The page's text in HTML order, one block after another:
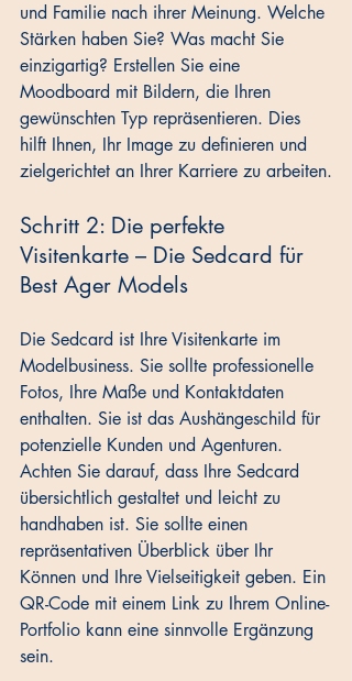
und Familie nach ihrer Meinung. Welche
Stärken haben Sie? Was macht Sie
einzigartig? Erstellen Sie eine
Moodboard mit Bildern, die Ihren
gewünschten Typ repräsentieren. Dies
hilft Ihnen, Ihr Image zu definieren und
zielgerichtet an Ihrer Karriere zu arbeiten.
Schritt 2: Die perfekte
Visitenkarte – Die Sedcard für
Best Ager Models
Die Sedcard ist Ihre Visitenkarte im
Modelbusiness. Sie sollte professionelle
Fotos, Ihre Maße und Kontaktdaten
enthalten. Sie ist das Aushängeschild für
potenzielle Kunden und Agenturen.
Achten Sie darauf, dass Ihre Sedcard
übersichtlich gestaltet und leicht zu
handhaben ist. Sie sollte einen
repräsentativen Überblick über Ihr
Können und Ihre Vielseitigkeit geben. Ein
QR-Code mit einem Link zu Ihrem Online-
Portfolio kann eine sinnvolle Ergänzung
sein.